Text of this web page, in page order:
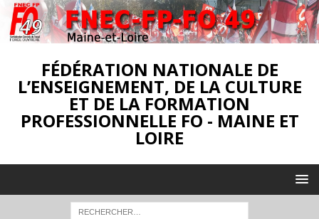
FÉDÉRATION NATIONALE DE
L’ENSEIGNEMENT, DE LA CULTURE
ET DE LA FORMATION
PROFESSIONNELLE FO - MAINE ET
LOIRE